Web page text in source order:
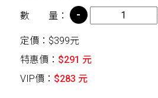
數 量：
定價：$399元
特惠價： $291 元
VIP價： $283 元